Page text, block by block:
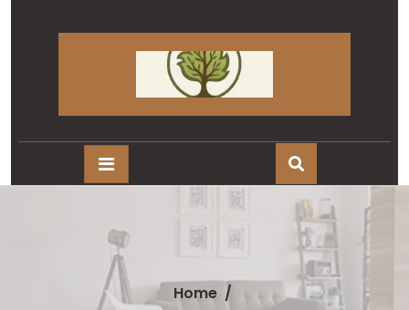
Home /